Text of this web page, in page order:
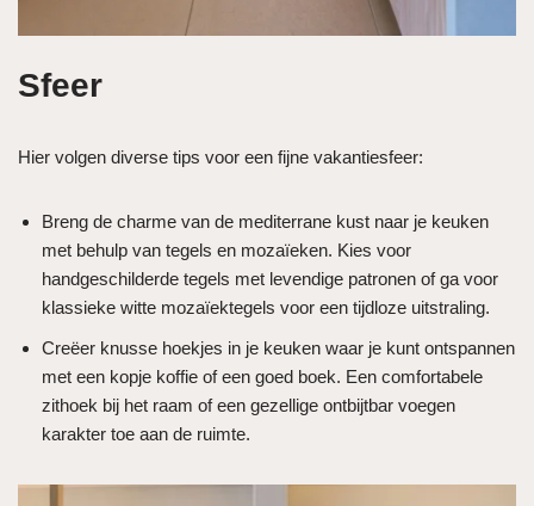
Sfeer
Hier volgen diverse tips voor een fijne vakantiesfeer:
Breng de charme van de mediterrane kust naar je keuken
met behulp van tegels en mozaïeken. Kies voor
handgeschilderde tegels met levendige patronen of ga voor
klassieke witte mozaïektegels voor een tijdloze uitstraling.
Creëer knusse hoekjes in je keuken waar je kunt ontspannen
met een kopje koffie of een goed boek. Een comfortabele
zithoek bij het raam of een gezellige ontbijtbar voegen
karakter toe aan de ruimte.